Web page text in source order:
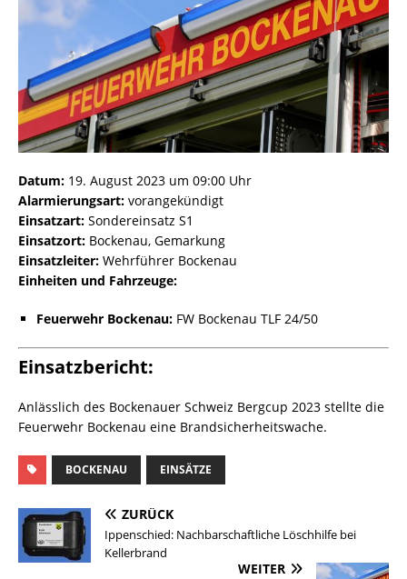
Datum: 19. August 2023 um 09:00 Uhr
Alarmierungsart: vorangekündigt
Einsatzart: Sondereinsatz S1
Einsatzort: Bockenau, Gemarkung
Einsatzleiter: Wehrführer Bockenau
Einheiten und Fahrzeuge:
Feuerwehr Bockenau: FW Bockenau TLF 24/50
Einsatzbericht:
Anlässlich des Bockenauer Schweiz Bergcup 2023 stellte die
Feuerwehr Bockenau eine Brandsicherheitswache.
BOCKENAU EINSÄTZE
ZURÜCK
Ippenschied: Nachbarschaftliche Löschhilfe bei
Kellerbrand
WEITER